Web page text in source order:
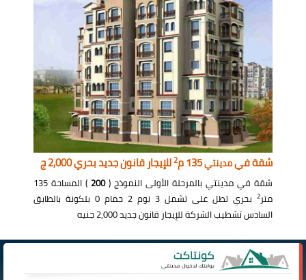
شقة فيمدينتي135 م 2للإيجار قانون جديد بحري 2,000 ج
شقة في مدينتي بالمرحلة الأولى النموذج (200
) المساحة 135
متر2
بحري تطل على تشمل 3 نوم 2 حمام 0 بلكونة بالطابق
السادس تشطيب الشركة للإيجار قانون جديد 2,000 جنيه